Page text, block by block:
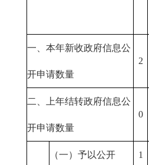
一、本年新收政府信息公
开申请数量
2
二、上年结转政府信息公
开申请数量
0
（一）予以公开 1